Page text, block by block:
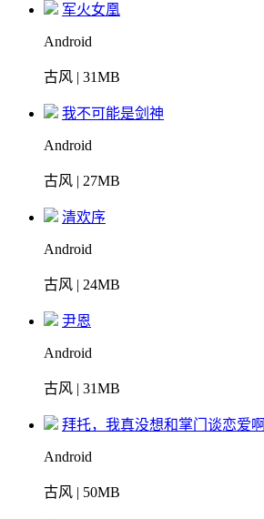
军火女凰
Android
古风 | 31MB
我不可能是剑神
Android
古风 | 27MB
清欢序
Android
古风 | 24MB
尹恩
Android
古风 | 31MB
拜托，我真没想和掌门谈恋爱啊
Android
古风 | 50MB